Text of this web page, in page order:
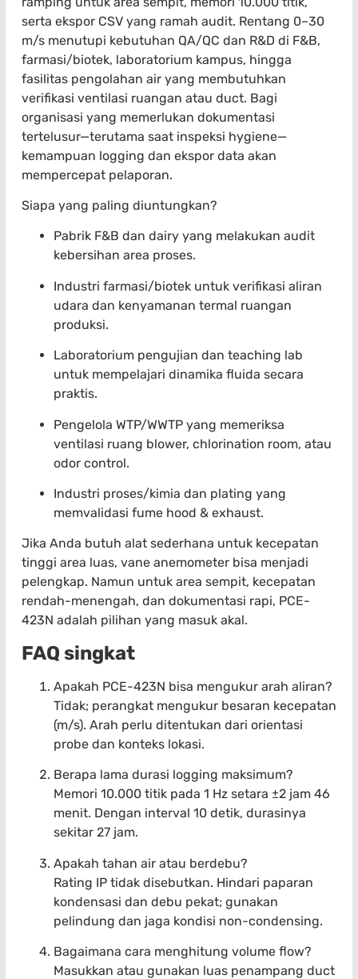
serta ekspor CSV yang ramah audit. Rentang 0–30
m/s menutupi kebutuhan QA/QC dan R&D di F&B,
farmasi/biotek, laboratorium kampus, hingga
fasilitas pengolahan air yang membutuhkan
verifikasi ventilasi ruangan atau duct. Bagi
organisasi yang memerlukan dokumentasi
tertelusur—terutama saat inspeksi hygiene—
kemampuan logging dan ekspor data akan
mempercepat pelaporan.
Siapa yang paling diuntungkan?
Pabrik F&B dan dairy yang melakukan audit
kebersihan area proses.
Industri farmasi/biotek untuk verifikasi aliran
udara dan kenyamanan termal ruangan
produksi.
Laboratorium pengujian dan teaching lab
untuk mempelajari dinamika fluida secara
praktis.
Pengelola WTP/WWTP yang memeriksa
ventilasi ruang blower, chlorination room, atau
odor control.
Industri proses/kimia dan plating yang
memvalidasi fume hood & exhaust.
Jika Anda butuh alat sederhana untuk kecepatan
tinggi area luas, vane anemometer bisa menjadi
pelengkap. Namun untuk area sempit, kecepatan
rendah-menengah, dan dokumentasi rapi, PCE-
423N adalah pilihan yang masuk akal.
FAQ singkat
Apakah PCE-423N bisa mengukur arah aliran?
Tidak; perangkat mengukur besaran kecepatan
(m/s). Arah perlu ditentukan dari orientasi
probe dan konteks lokasi.
Berapa lama durasi logging maksimum?
Memori 10.000 titik pada 1 Hz setara ±2 jam 46
menit. Dengan interval 10 detik, durasinya
sekitar 27 jam.
Apakah tahan air atau berdebu?
Rating IP tidak disebutkan. Hindari paparan
kondensasi dan debu pekat; gunakan
pelindung dan jaga kondisi non-condensing.
Bagaimana cara menghitung volume flow?
Masukkan atau gunakan luas penampang duct